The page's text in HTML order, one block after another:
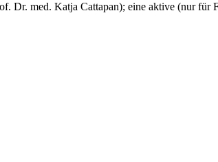
Dr. med. Katja Cattapan); eine aktive (nur für